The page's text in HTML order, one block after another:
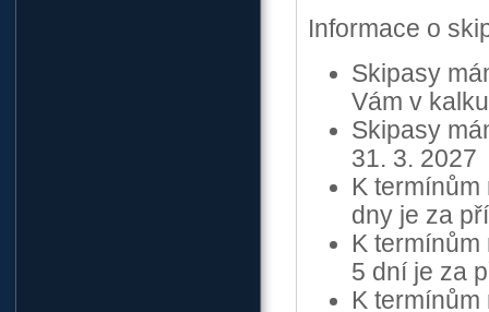
Informace o
Skipasy
Vám v
Skipasy
31. 3. 2027
K
dny je za
K
5 dní je za
K